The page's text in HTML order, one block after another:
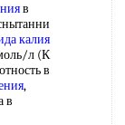
в
калия
л (К
в
,
в